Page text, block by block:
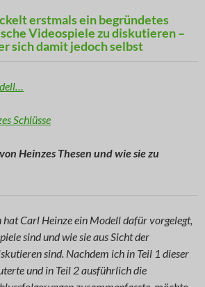
erstmals ein begründetes
Videospiele zu diskutieren –
sich damit jedoch selbst
Schlüsse
Heinzes Thesen und wie sie zu
Carl Heinze ein Modell dafür vorgelegt,
sind und wie sie aus Sicht der
sind. Nachdem ich in Teil 1 dieser
und in Teil 2 ausführlich die